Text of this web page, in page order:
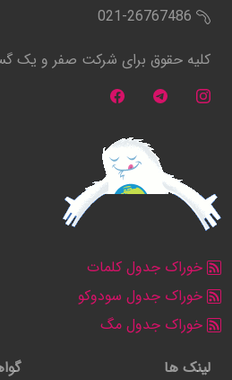
021-26767486
کلیه حقوق برای شرکت صفر و یک
خوراک جدول کلمات
خوراک جدول سودوکو
خوراک جدول مگ
لینک ها